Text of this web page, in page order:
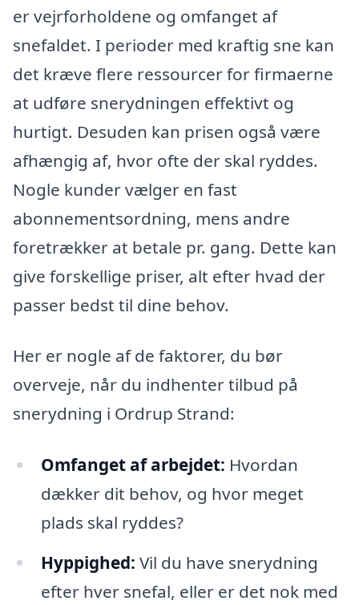
er vejrforholdene og omfanget af
snefaldet. I perioder med kraftig sne kan
det kræve flere ressourcer for firmaerne
at udføre snerydningen effektivt og
hurtigt. Desuden kan prisen også være
afhængig af, hvor ofte der skal ryddes.
Nogle kunder vælger en fast
abonnementsordning, mens andre
foretrækker at betale pr. gang. Dette kan
give forskellige priser, alt efter hvad der
passer bedst til dine behov.
Her er nogle af de faktorer, du bør
overveje, når du indhenter tilbud på
snerydning i Ordrup Strand:
Omfanget af arbejdet: Hvordan
dækker dit behov, og hvor meget
plads skal ryddes?
Hyppighed: Vil du have snerydning
efter hver snefal, eller er det nok med